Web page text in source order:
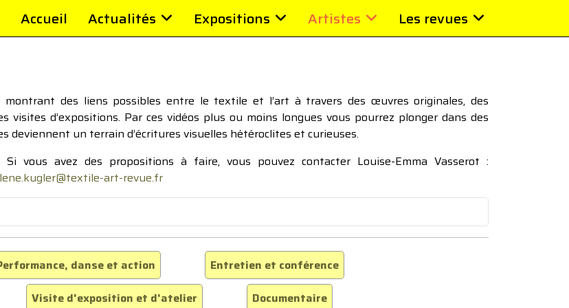
Accueil Actualités Expositions Artistes Les revues
montrant des liens possibles entre le textile et l’art à travers des œuvres originales, des
d’expositions. Par ces vidéos plus ou moins longues vous pourrez plonger dans des
deviennent un terrain d’écritures visuelles hétéroclites et curieuses.
vous avez des propositions à faire, vous pouvez contacter Louise-Emma Vasserot :
art-revue.fr
danse et action
Entretien et conférence
Visite d'exposition et d'atelier Documentaire